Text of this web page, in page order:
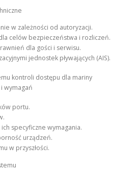
w zależności od autoryzacji.
celów bezpieczeństwa i rozliczeń.
dla gości i serwisu.
jednostek pływających (AIS).
kontroli dostępu dla mariny
wymagań
portu.
specyficzne wymagania.
urządzeń.
w przyszłości.